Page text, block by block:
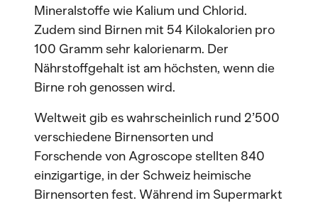
Mineralstoffe wie Kalium und Chlorid.
Zudem sind Birnen mit 54 Kilokalorien pro
100 Gramm sehr kalorienarm. Der
Nährstoffgehalt ist am höchsten, wenn die
Birne roh genossen wird.
Weltweit gib es wahrscheinlich rund 2’500
verschiedene Birnensorten und
Forschende von Agroscope stellten 840
einzigartige, in der Schweiz heimische
Birnensorten fest. Während im Supermarkt